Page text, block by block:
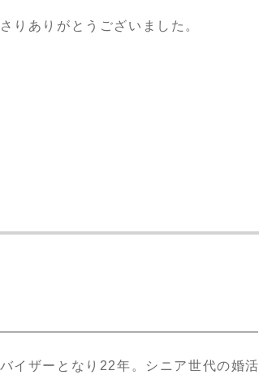
りありがとうございました。
イザーとなり22年。シニア世代の婚活